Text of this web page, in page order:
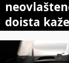
doista